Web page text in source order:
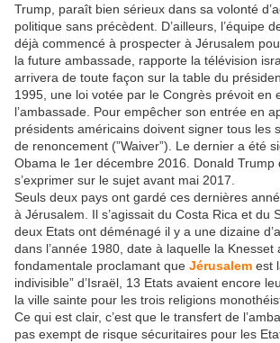
Trump, paraît bien sérieux dans sa volonté
politique sans précèdent. D’ailleurs, l’équipe
déjà commencé à prospecter à Jérusalem
la future ambassade, rapporte la télévision
arrivera de toute façon sur la table du
1995, une loi votée par le Congrès prévoit en
l’ambassade. Pour empêcher son entrée en
présidents américains doivent signer tous les
de renoncement (”Waiver”). Le dernier a été
Obama le 1er décembre 2016. Donald Trump
s’exprimer sur le sujet avant mai 2017.
Seuls deux pays ont gardé ces dernières
à Jérusalem. Il s’agissait du Costa Rica et du
deux Etats ont déménagé il y a une dizaine
dans l’année 1980, date à laquelle la
fondamentale proclamant que Jérusalem est
indivisible” d’Israël, 13 Etats avaient encore
la ville sainte pour les trois religions
Ce qui est clair, c’est que le transfert de
pas exempt de risque sécuritaires pour les